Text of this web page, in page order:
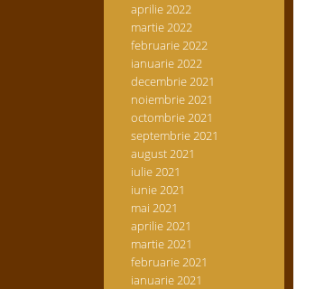
aprilie 2022
martie 2022
februarie 2022
ianuarie 2022
decembrie 2021
noiembrie 2021
octombrie 2021
septembrie 2021
august 2021
iulie 2021
iunie 2021
mai 2021
aprilie 2021
martie 2021
februarie 2021
ianuarie 2021